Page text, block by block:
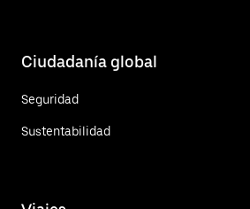
Ciudadanía global
Seguridad
Sustentabilidad